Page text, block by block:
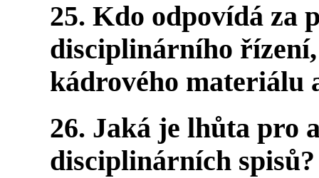
25. Kdo odpovídá za
disciplinárního
kádrového materiálu
26. Jaká je lhůta pro
disciplinárních spisů?